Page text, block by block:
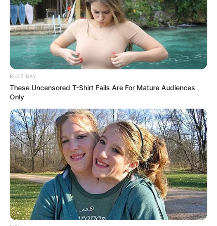
BUZZ DAY
These Uncensored T-Shirt Fails Are For Mature Audiences
Only